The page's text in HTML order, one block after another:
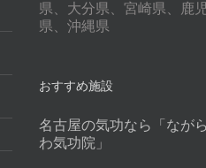
県、大分県、宮崎県、鹿
県、沖縄県
おすすめ施設
名古屋の気功なら「なが
わ気功院」